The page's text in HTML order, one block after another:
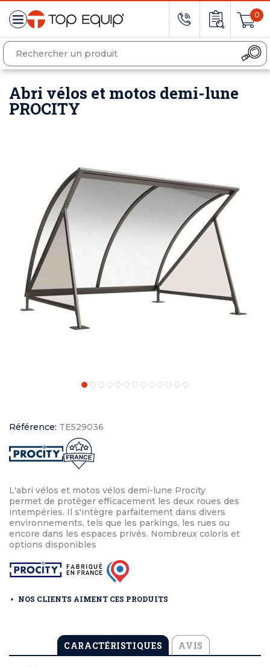
0
Abri vélos et motos demi-lune
PROCITY
Référence: TE529036
L'abri vélos et motos vélos demi-lune Procity
permet de protéger efficacement les deux roues des
intempéries. Il s'intègre parfaitement dans divers
environnements, tels que les parkings, les rues ou
encore dans les espaces privés. Nombreux coloris et
options disponibles
NOS CLIENTS AIMENT CES PRODUITS
CARACTÉRISTIQUES AVIS